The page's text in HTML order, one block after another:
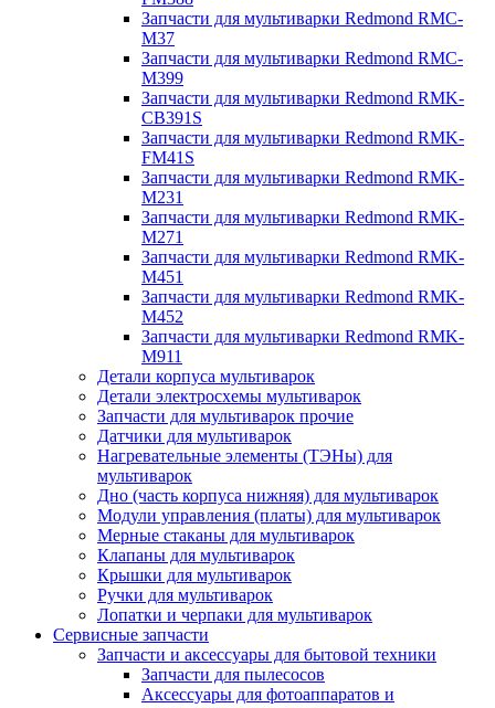
Запчасти для мультиварки Redmond RMC-
M37
Запчасти для мультиварки Redmond RMC-
M399
Запчасти для мультиварки Redmond RMK-
CB391S
Запчасти для мультиварки Redmond RMK-
FM41S
Запчасти для мультиварки Redmond RMK-
M231
Запчасти для мультиварки Redmond RMK-
M271
Запчасти для мультиварки Redmond RMK-
M451
Запчасти для мультиварки Redmond RMK-
M452
Запчасти для мультиварки Redmond RMK-
M911
Детали корпуса мультиварок
Детали электросхемы мультиварок
Запчасти для мультиварок прочие
Датчики для мультиварок
Нагревательные элементы (ТЭНы) для
мультиварок
Дно (часть корпуса нижняя) для мультиварок
Модули управления (платы) для мультиварок
Мерные стаканы для мультиварок
Клапаны для мультиварок
Крышки для мультиварок
Ручки для мультиварок
Лопатки и черпаки для мультиварок
Сервисные запчасти
Запчасти и аксессуары для бытовой техники
Запчасти для пылесосов
Аксессуары для фотоаппаратов и